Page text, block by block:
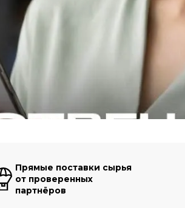
Прямые поставки сырья
от проверенных
партнёров